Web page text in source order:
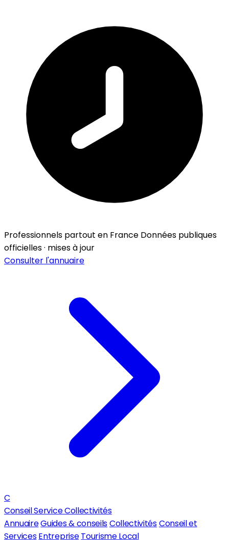
Professionnels partout en France Données publiques
officielles · mises à jour
Consulter l'annuaire
C
Conseil Service Collectivités
AnnuaireGuides & conseilsCollectivitésConseil et
ServicesEntreprise Tourisme Local